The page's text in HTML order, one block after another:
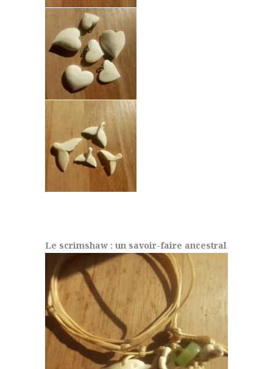
Le scrimshaw : un savoir-faire ancestral